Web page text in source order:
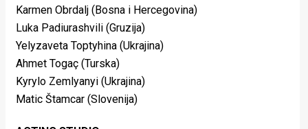
Karmen Obrdalj (Bosna i Hercegovina)
Luka Padiurashvili (Gruzija)
Yelyzaveta Toptyhina (Ukrajina)
Ahmet Togaç (Turska)
Kyrylo Zemlyanyi (Ukrajina)
Matic Štamcar (Slovenija)